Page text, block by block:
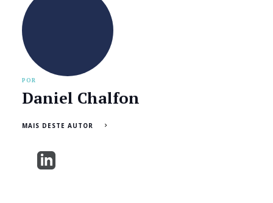
POR
Daniel Chalfon
MAIS DESTE AUTOR